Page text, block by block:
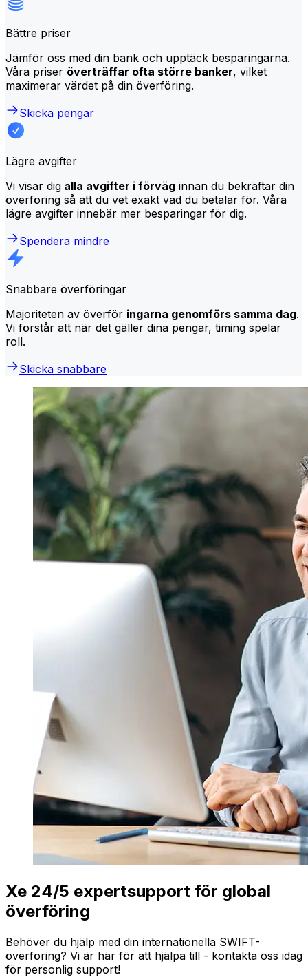
Bättre priser
Jämför oss med din bank och upptäck besparingarna.
Våra priser överträffar ofta större banker, vilket
maximerar värdet på din överföring.
Skicka pengar
Lägre avgifter
Vi visar dig alla avgifter i förväg innan du bekräftar din
överföring så att du vet exakt vad du betalar för. Våra
lägre avgifter innebär mer besparingar för dig.
Spendera mindre
Snabbare överföringar
Majoriteten av överför ingarna genomförs samma dag.
Vi förstår att när det gäller dina pengar, timing spelar
roll.
Skicka snabbare
Xe 24/5 expertsupport för global
överföring
Behöver du hjälp med din internationella SWIFT-
överföring? Vi är här för att hjälpa till - kontakta oss idag
för personlig support!